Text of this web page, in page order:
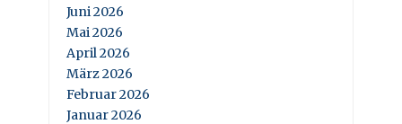
Juni 2026
Mai 2026
April 2026
März 2026
Februar 2026
Januar 2026